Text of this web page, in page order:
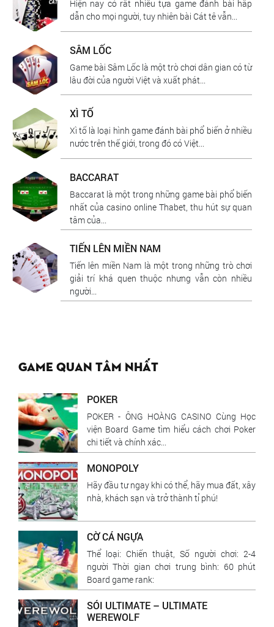
Hiện nay có rất nhiều tựa game đánh bài hấp
dẫn cho mọi người, tuy nhiên bài Cát tê vẫn...
SÂM LỐC
Game bài Sâm Lốc là một trò chơi dân gian có từ
lâu đời của người Việt và xuất phát...
XÌ TỐ
Xì tố là loại hình game đánh bài phổ biến ở nhiều
nước trên thế giới, trong đó có Việt...
BACCARAT
Baccarat là một trong những game bài phổ biến
nhất của casino online Thabet, thu hút sự quan
tâm của...
TIẾN LÊN MIỀN NAM
Tiến lên miền Nam là một trong những trò chơi
giải trí khá quen thuộc nhưng vẫn còn nhiều
người...
Game quan tâm nhất
POKER
POKER - ÔNG HOÀNG CASINO Cùng Học
viện Board Game tìm hiểu cách chơi Poker
chi tiết và chính xác...
MONOPOLY
Hãy đầu tư ngay khi có thể, hãy mua đất, xây
nhà, khách sạn và trở thành tỉ phú!
CỜ CÁ NGỰA
Thể loại: Chiến thuật, Số người chơi: 2-4
người Thời gian chơi trung bình: 60 phút
Board game rank:
SÓI ULTIMATE – ULTIMATE
WEREWOLF